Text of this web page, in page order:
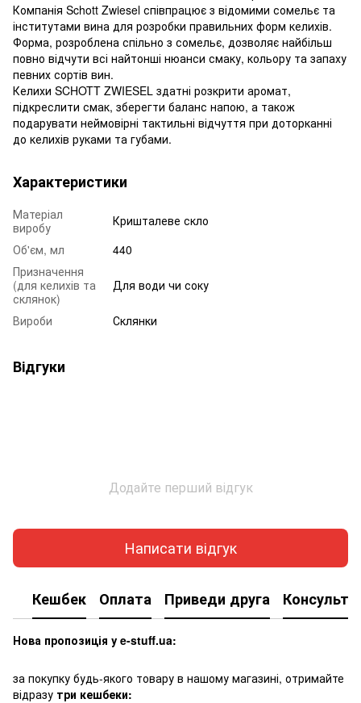
Компанія Schott Zwiesel співпрацює з відомими сомельє та
інститутами вина для розробки правильних форм келихів.
Форма, розроблена спільно з сомельє, дозволяє найбільш
повно відчути всі найтонші нюанси смаку, кольору та запаху
певних сортів вин.
Келихи SCHOTT ZWIESEL здатні розкрити аромат,
підкреслити смак, зберегти баланс напою, а також
подарувати неймовірні тактильні відчуття при доторканні
до келихів руками та губами.
Характеристики
Матеріал
виробу
Кришталеве скло
Об'єм, мл
440
Призначення
(для келихів та
склянок)
Для води чи соку
Вироби Склянки
Відгуки
Додайте перший відгук
Написати відгук
Кешбек Оплата Приведи друга
Нова пропозиція у e-stuff.ua:
за покупку будь-якого товару в нашому магазині, отримайте
відразу три кешбеки: